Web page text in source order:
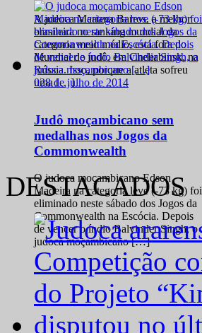
A judoca Mariana Barros, a melhor
brasileira no ranking mundial da
categoria meio médio, está fora do
Mundial de judô, em Cheliabinsk, na
Rússia. Isso, porque a atleta sofreu
uma […]
028 de julho de 2014
Judô moçambicano sem
medalhas nos Jogos da
Commonwealth
O judoca moçambicano Edson
Madeira na categoria leve (-73 kg) foi
eliminado neste sábado dos Jogos da
Commonwealth na Escócia. Depois
de vencer o índio Balvinder Singh, o
judoca moçambicano […]
DESTACADOS